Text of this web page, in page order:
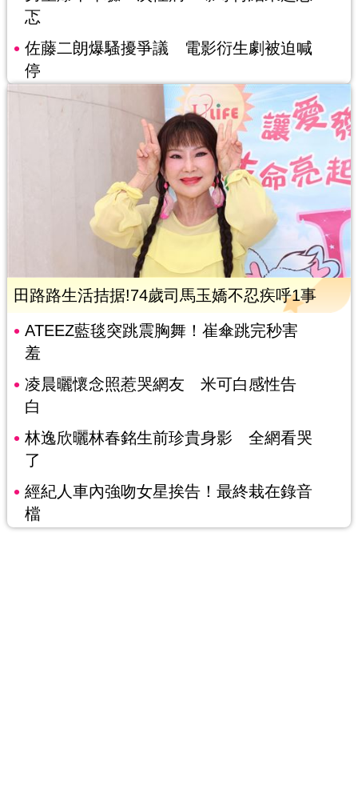
忑
佐藤二朗爆騷擾爭議 電影衍生劇被迫喊
停
田路路生活拮据!74歲司馬玉嬌不忍疾呼1事
ATEEZ藍毯突跳震胸舞！崔傘跳完秒害
羞
凌晨曬懷念照惹哭網友 米可白感性告
白
林逸欣曬林春銘生前珍貴身影 全網看哭
了
經紀人車內強吻女星挨告！最終栽在錄音
檔